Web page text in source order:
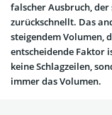
falscher Ausbruch,
zurückschnellt. Das
steigendem Volumen,
entscheidende Faktor
keine Schlagzeilen,
immer das Volumen.